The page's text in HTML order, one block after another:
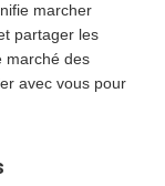
marcher
partager les
marché des
avec vous pour